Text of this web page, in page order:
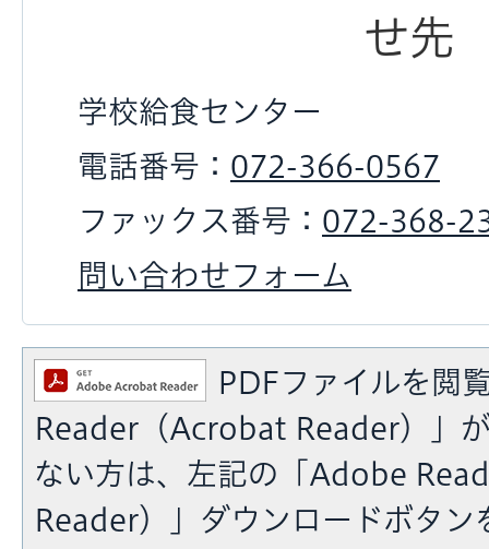
せ先
学校給食センター
電話番号： 072-366-0567
ファックス番号： 072-368-
問い合わせフォーム
PDFファイルを閲
Reader（Acrobat Reader）」
ない方は、左記の「Adobe
Reader）」ダウンロードボタン